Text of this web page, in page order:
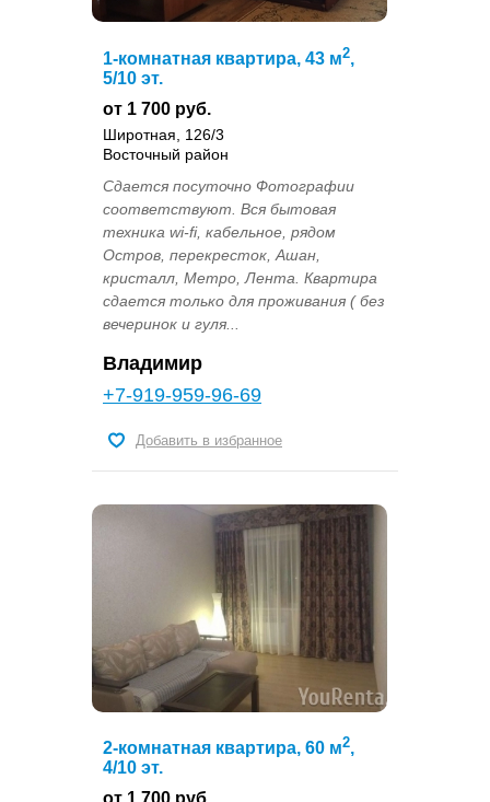
1-комнатная квартира, 43 м2,
5/10 эт.
от 1 700 руб.
Широтная, 126/3
Восточный район
Сдается посуточно Фотографии
соответствуют. Вся бытовая
техника wi-fi, кабельное, рядом
Остров, перекресток, Ашан,
кристалл, Метро, Лента. Квартира
сдается только для проживания ( без
вечеринок и гуля...
Владимир
+7-919-959-96-69
Добавить в избранное
2-комнатная квартира, 60 м2,
4/10 эт.
от 1 700 руб.